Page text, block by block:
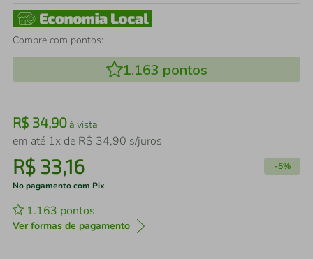
Compre com pontos:
1.163 pontos
R$ 34,90à vista
em até 1x de R$ 34,90 s/juros
R$ 33,16 -5%
No pagamento com Pix
1.163 pontos
Ver formas de pagamento